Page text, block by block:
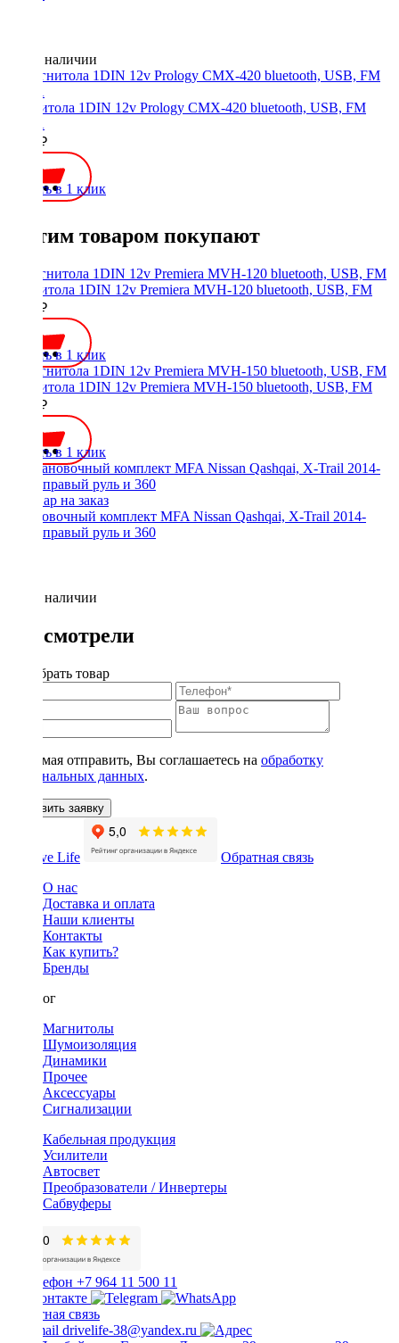
Нет в наличии
Магнитола 1DIN 12v Prology CMX-420 bluetooth, USB, FM
4290 ₽
Купить в 1 клик
С этим товаром покупают
Магнитола 1DIN 12v Premiera MVH-120 bluetooth, USB, FM
2500 ₽
Купить в 1 клик
Магнитола 1DIN 12v Premiera MVH-150 bluetooth, USB, FM
2500 ₽
Купить в 1 клик
Установочный комплект MFA Nissan Qashqai, X-Trail 2014-
2017, правый руль и 360
Нет в наличии
Вы смотрели
Подобрать товар
Нажимая отправить, Вы соглашаетесь на обработку
персональных данных.
Оставить заявку
Обратная связь
О нас
Доставка и оплата
Наши клиенты
Контакты
Как купить?
Бренды
Каталог
Магнитолы
Шумоизоляция
Динамики
Прочее
Аксессуары
Сигнализации
Кабельная продукция
Усилители
Автосвет
Преобразователи / Инвертеры
Сабвуферы
+7 964 11 500 11
Обратная связь
drivelife-38@yandex.ru